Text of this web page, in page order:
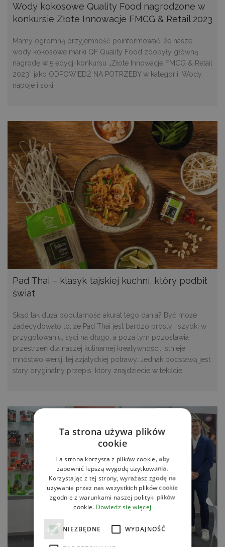
Wody kokosowe Quality Food nagrodzone w
konkursie Złote Innowacje FMCG & Retail 2023
Mamy ogromną przyjemność poinformować, że nasze
wody kokosowe marki QF Quality Food zdobyły główną
nagrodę w 5 edycji konkursu „Złote Innowacje FMCG & Retail
2023” jako ODPOWIEDŹ NA POTRZEBY w kategorii: Wody,
napoje i soki.
Pad Thai – klasyk tajskiej kuchni, który podbił
świat
Skąd tak duża popularność akurat tego dania? Być może
zadecydowało to, że Pad Thai jest bardzo prosty i szybki w
przygotowaniu, syci na długo, a poza tym pozostawia
przestrzeń dla naszej kulinarnej kreatywności. Istnieje
mnóstwo wersji tej azjatyckiej potrawy. Jednak podstawą jest
stary oryginalny przepis, który znajdziecie w tekście.
Ta strona używa plików
cookie
Ta strona korzysta z plików cookie, aby
zapewnić lepszą wygodę użytkowania.
Korzystając z tej strony, wyrażasz zgodę na
używanie przez nas wszystkich plików cookie
zgodnie z warunkami naszej polityki plików
cookie. Dowiedz się więcej
NIEZBĘDNE WYDAJNOŚĆ